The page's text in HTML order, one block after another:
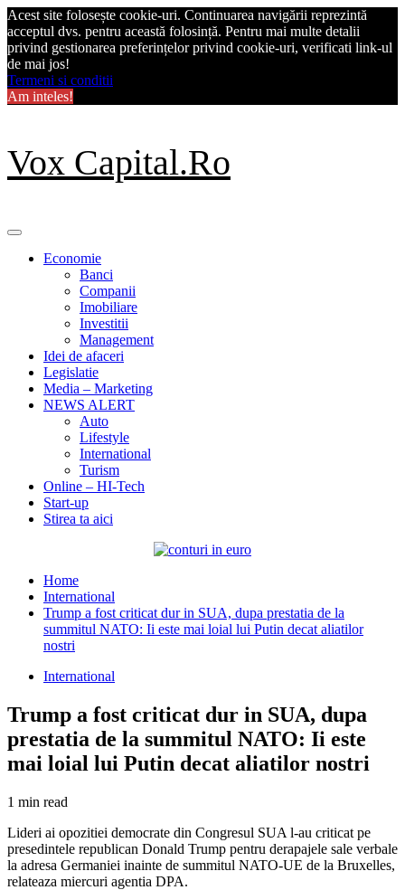
Acest site folosește cookie-uri. Continuarea navigării reprezintă
acceptul dvs. pentru această folosință. Pentru mai multe detalii
privind gestionarea preferințelor privind cookie-uri, verificati link-ul
de mai jos!
Termeni si conditii
Am inteles!
Skip
to
content
Vox Capital.Ro
Primary
Economie
Banci
Companii
Imobiliare
Investitii
Management
Idei de afaceri
Legislatie
Media – Marketing
NEWS ALERT
Auto
Lifestyle
International
Turism
Online – HI-Tech
Start-up
Stirea ta aici
Home
International
Trump a fost criticat dur in SUA, dupa prestatia de la
summitul NATO: Ii este mai loial lui Putin decat aliatilor
nostri
International
Trump a fost criticat dur in SUA, dupa
prestatia de la summitul NATO: Ii este
mai loial lui Putin decat aliatilor nostri
1 min read
Lideri ai opozitiei democrate din Congresul SUA l-au criticat pe
presedintele republican Donald Trump pentru derapajele sale verbale
la adresa Germaniei inainte de summitul NATO-UE de la Bruxelles,
relateaza miercuri agentia DPA.